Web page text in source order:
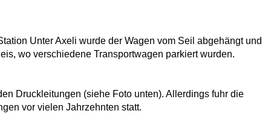
Unter Axeli wurde der Wagen vom Seil abgehängt und
wo verschiedene Transportwagen parkiert wurden.
Druckleitungen (siehe Foto unten). Allerdings fuhr die
vor vielen Jahrzehnten statt.